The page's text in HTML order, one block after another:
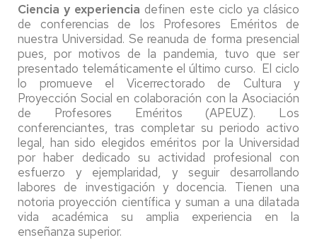
Ciencia y experiencia definen este ciclo ya clásico
de conferencias de los Profesores Eméritos de
nuestra Universidad. Se reanuda de forma presencial
pues, por motivos de la pandemia, tuvo que ser
presentado telemáticamente el último curso. El ciclo
lo promueve el Vicerrectorado de Cultura y
Proyección Social en colaboración con la Asociación
de Profesores Eméritos (APEUZ). Los
conferenciantes, tras completar su periodo activo
legal, han sido elegidos eméritos por la Universidad
por haber dedicado su actividad profesional con
esfuerzo y ejemplaridad, y seguir desarrollando
labores de investigación y docencia. Tienen una
notoria proyección científica y suman a una dilatada
vida académica su amplia experiencia en la
enseñanza superior.